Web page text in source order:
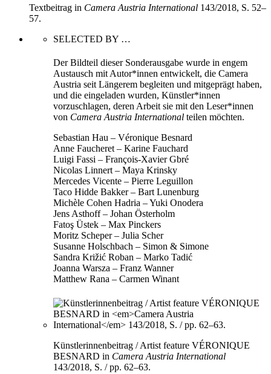
Textbeitrag in Camera Austria International 143/2018, S. 52–
57.
SELECTED BY …
Der Bildteil dieser Sonderausgabe wurde in engem
Austausch mit Autor*innen entwickelt, die Camera
Austria seit Längerem begleiten und mitgeprägt haben,
und die eingeladen wurden, Künstler*innen
vorzuschlagen, deren Arbeit sie mit den Leser*innen
von Camera Austria International teilen möchten.
Sebastian Hau – Véronique Besnard
Anne Faucheret – Karine Fauchard
Luigi Fassi – François-Xavier Gbré
Nicolas Linnert – Maya Krinsky
Mercedes Vicente – Pierre Leguillon
Taco Hidde Bakker – Bart Lunenburg
Michèle Cohen Hadria – Yuki Onodera
Jens Asthoff – Johan Österholm
Fatoş Üstek – Max Pinckers
Moritz Scheper – Julia Scher
Susanne Holschbach – Simon & Simone
Sandra Križić Roban – Marko Tadić
Joanna Warsza – Franz Wanner
Matthew Rana – Carmen Winant
Künstlerinnenbeitrag / Artist feature VÉRONIQUE
BESNARD in Camera Austria International
143/2018, S. / pp. 62–63.